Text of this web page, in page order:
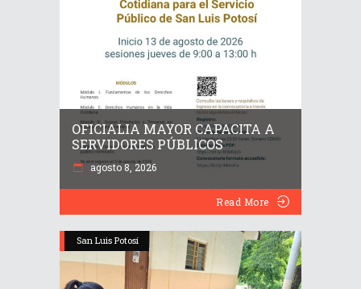
OFICIALIA MAYOR CAPACITA A
SERVIDORES PÚBLICOS
agosto 8, 2026
Read More
San Luis Potosí